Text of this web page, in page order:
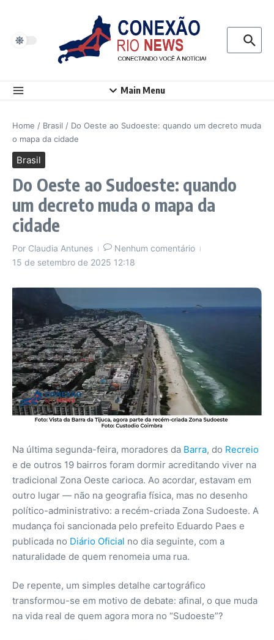
Procurar
Main Menu
Home / Brasil / Do Oeste ao Sudoeste: quando um decreto muda
o mapa da cidade
Brasil
Do Oeste ao Sudoeste: quando
um decreto muda o mapa da
cidade
Por Claudia Antunes
Nenhum comentário
15 de setembro de 2025 12:18
Na última segunda-feira, moradores da Barra, do Recreio
e de outros 19 bairros foram dormir acreditando viver na
tradicional Zona Oeste carioca. Ao acordar, estavam em
outro lugar — não na geografia física, mas no desenho
político-administrativo: a recém-criada Zona Sudoeste. A
mudança foi sancionada pelo prefeito Eduardo Paes e
publicada no Diário Oficial no dia seguinte, com a
naturalidade de quem renomeia uma rua.
De repente, um simples detalhe cartográfico
transformou-se em motivo de debate: afinal, o que muda
na vida real de quem agora mora no “Sudoeste”?